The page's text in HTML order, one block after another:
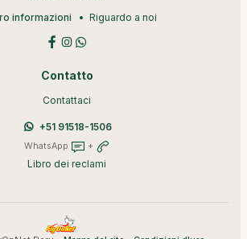
informazioni Riguardo a noi
Contatto
Contattaci
+51 91518-1506
WhatsApp +
Libro dei reclami